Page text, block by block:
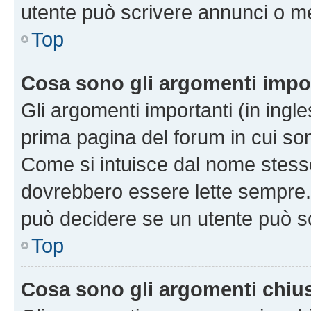
utente può scrivere annunci o
Top
Cosa sono gli argomenti
Gli argomenti importanti (in
prima pagina del forum in cui
Come si intuisce dal nome
dovrebbero essere lette
può decidere se un utente può
Top
Cosa sono gli argomenti